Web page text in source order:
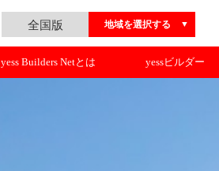
全国版 地域を選択する
yess Builders Netとは yessビルダー